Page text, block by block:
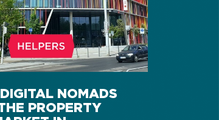
NOMADS
PROPERTY